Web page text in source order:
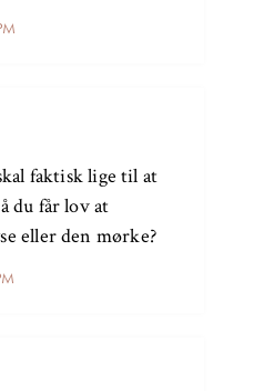
faktisk lige til at
du får lov at
eller den mørke?